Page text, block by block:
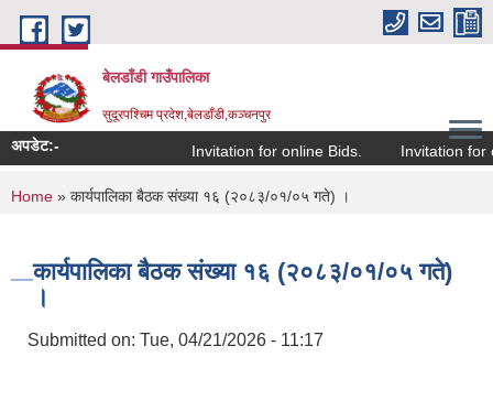
Skip to main content
बेलडाँडी गाउँपालिका
सुदूरपश्चिम प्रदेश,बेलडाँडी,कञ्चनपुर
अपडेट:- Invitation for online Bids. Invitation for
You are here
Home » कार्यपालिका बैठक संख्या १६ (२०८३/०१/०५ गते) ।
कार्यपालिका बैठक संख्या १६ (२०८३/०१/०५ गते)
।
Submitted on: Tue, 04/21/2026 - 11:17